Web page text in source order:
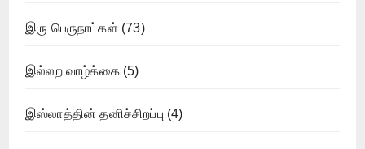
இரு பெருநாட்கள் (73)
இல்லற வாழ்க்கை(5)
இஸ்லாத்தின் தனிச்சிறப்பு (4)